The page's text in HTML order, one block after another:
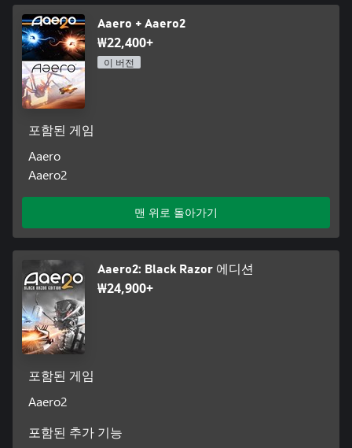
Aaero + Aaero2
₩22,400+
이 버전
포함된 게임
Aaero
Aaero2
맨 위로 돌아가기
Aaero2: Black Razor 에디션
₩24,900+
포함된 게임
Aaero2
포함된 추가 기능